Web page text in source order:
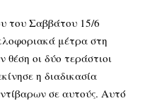
του Σαββάτου 15/6
μέτρα στη
οι δύο τεράστιοι
η διαδικασία
σε αυτούς. Αυτό